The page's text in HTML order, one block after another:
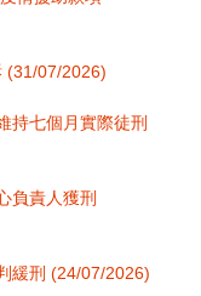
(31/07/2026)
持七個月實際徒刑
負責人獲刑
緩刑 (24/07/2026)